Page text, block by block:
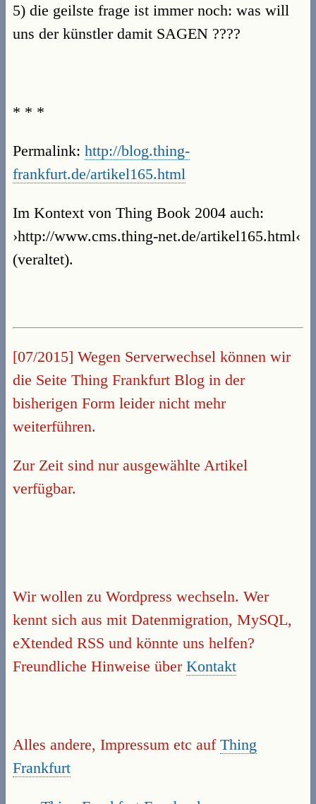
5) die geilste frage ist immer noch: was will
uns der künstler damit SAGEN ????
* * *
Permalink: http://blog.thing-
frankfurt.de/artikel165.html
Im Kontext von Thing Book 2004 auch:
›http://www.cms.thing-net.de/artikel165.html‹
(veraltet).
[07/2015] Wegen Serverwechsel können wir
die Seite Thing Frankfurt Blog in der
bisherigen Form leider nicht mehr
weiterführen.
Zur Zeit sind nur ausgewählte Artikel
verfügbar.
Wir wollen zu Wordpress wechseln. Wer
kennt sich aus mit Datenmigration, MySQL,
eXtended RSS und könnte uns helfen?
Freundliche Hinweise über Kontakt
Alles andere, Impressum etc auf Thing
Frankfurt